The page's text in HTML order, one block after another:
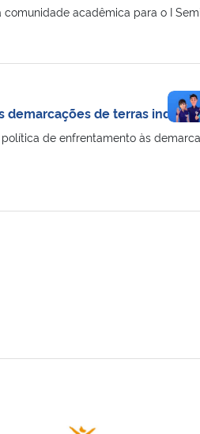
acadêmica para o I
de terras
de enfrentamento às